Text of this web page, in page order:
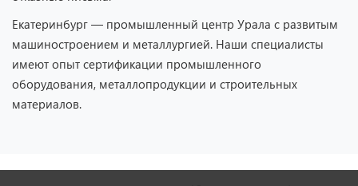
Екатеринбург — промышленный центр Урала с развитым
машиностроением и металлургией. Наши специалисты
имеют опыт сертификации промышленного
оборудования, металлопродукции и строительных
материалов.